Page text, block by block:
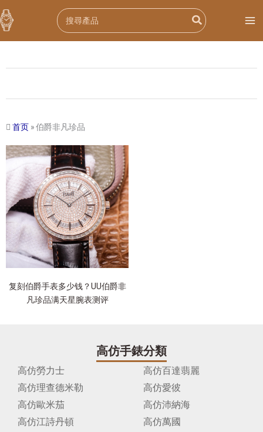
跳
至
内
Search
for:
首页 »伯爵非凡珍品
复刻伯爵手表多少钱？UU伯爵非
凡珍品满天星腕表测评
高仿手錶分類
高仿勞力士
高仿百達翡麗
高仿理查德米勒
高仿愛彼
高仿歐米茄
高仿沛納海
高仿江詩丹頓
高仿萬國